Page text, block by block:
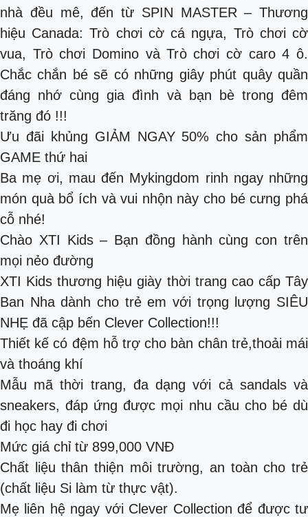
nhà đều mê, đến từ SPIN MASTER – Thương
hiệu Canada: Trò chơi cờ cá ngựa, Trò chơi cờ
vua, Trò chơi Domino và Trò chơi cờ caro 4 ô.
Chắc chắn bé sẽ có những giây phút quây quần
đáng nhớ cùng gia đình và bạn bè trong đêm
trăng đó !!!
Ưu đãi khủng GIẢM NGAY 50% cho sản phẩm
GAME thứ hai
Ba mẹ ơi, mau đến Mykingdom rinh ngay những
món quà bổ ích và vui nhộn này cho bé cưng phá
cỗ nhé!
Chào XTI Kids – Bạn đồng hành cùng con trên
mọi nẻo đường
XTI Kids thương hiệu giày thời trang cao cấp Tây
Ban Nha dành cho trẻ em với trọng lượng SIÊU
NHẸ đã cập bến Clever Collection!!!
Thiết kế có đệm hỗ trợ cho bàn chân trẻ,thoải mái
và thoáng khí
Mẫu mã thời trang, đa dạng với cả sandals và
sneakers, đáp ứng được mọi nhu cầu cho bé dù
đi học hay đi chơi
Mức giá chỉ từ 899,000 VNĐ
Chất liệu thân thiện môi trường, an toàn cho trẻ
(chất liệu Si làm từ thực vật).
Mẹ liên hệ ngay với Clever Collection để được tư